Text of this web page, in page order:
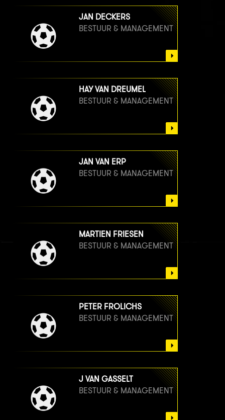
JAN DECKERS
BESTUUR & MANAGEMENT
HAY VAN DREUMEL
BESTUUR & MANAGEMENT
JAN VAN ERP
BESTUUR & MANAGEMENT
MARTIEN FRIESEN
BESTUUR & MANAGEMENT
PETER FROLICHS
BESTUUR & MANAGEMENT
J VAN GASSELT
BESTUUR & MANAGEMENT